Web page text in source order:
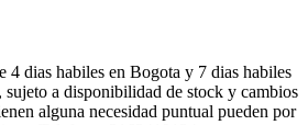
4 dias habiles en Bogota y 7 dias habiles
sujeto a disponibilidad de stock y cambios
alguna necesidad puntual pueden por